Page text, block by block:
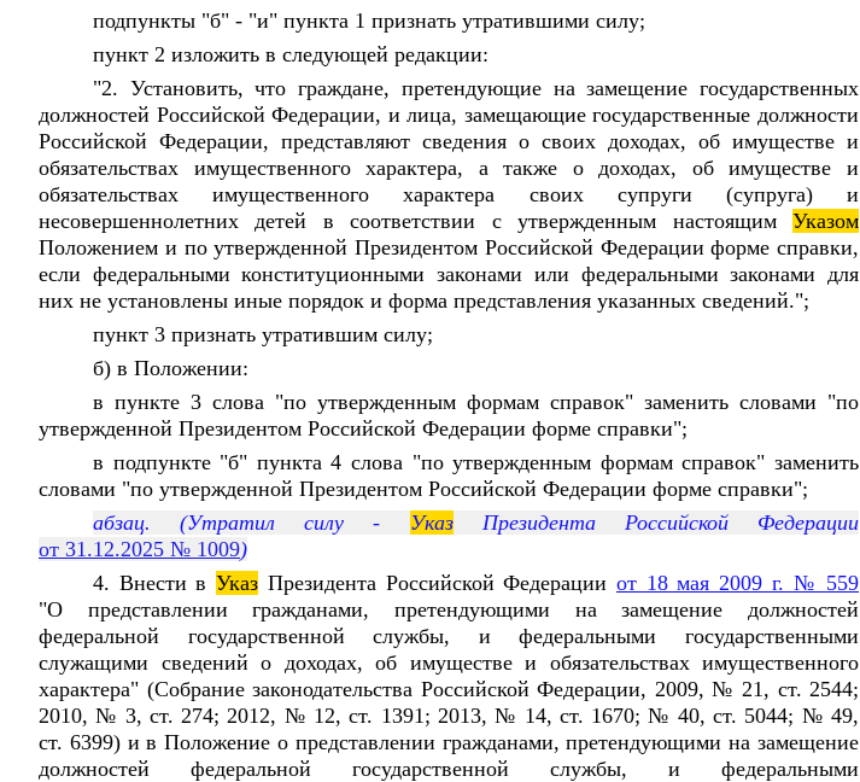
подпункты "б" - "и" пункта 1 признать утратившими силу;
пункт 2 изложить в следующей редакции:
"2. Установить, что граждане, претендующие на замещение государственных
должностей Российской Федерации, и лица, замещающие государственные должности
Российской Федерации, представляют сведения о своих доходах, об имуществе и
обязательствах имущественного характера, а также о доходах, об имуществе и
обязательствах имущественного характера своих супруги (супруга) и
несовершеннолетних детей в соответствии с утвержденным настоящим Указом
Положением и по утвержденной Президентом Российской Федерации форме справки,
если федеральными конституционными законами или федеральными законами для
них не установлены иные порядок и форма представления указанных сведений.";
пункт 3 признать утратившим силу;
б) в Положении:
в пункте 3 слова "по утвержденным формам справок" заменить словами "по
утвержденной Президентом Российской Федерации форме справки";
в подпункте "б" пункта 4 слова "по утвержденным формам справок" заменить
словами "по утвержденной Президентом Российской Федерации форме справки";
абзац. (Утратил силу - УказПрезидента Российской Федерации
от 31.12.2025 № 1009)
4. Внести вУказ Президента Российской Федерацииот 18 мая 2009 г. № 559
"О представлении гражданами, претендующими на замещение должностей
федеральной государственной службы, и федеральными государственными
служащими сведений о доходах, об имуществе и обязательствах имущественного
характера" (Собрание законодательства Российской Федерации, 2009, № 21, ст. 2544;
2010, № 3, ст. 274; 2012, № 12, ст. 1391; 2013, № 14, ст. 1670; № 40, ст. 5044; № 49,
ст. 6399) и в Положение о представлении гражданами, претендующими на замещение
должностей федеральной государственной службы, и федеральными